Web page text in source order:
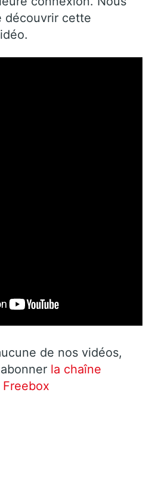
découvrir cette
de nos vidéos,
la chaîne
Freebox